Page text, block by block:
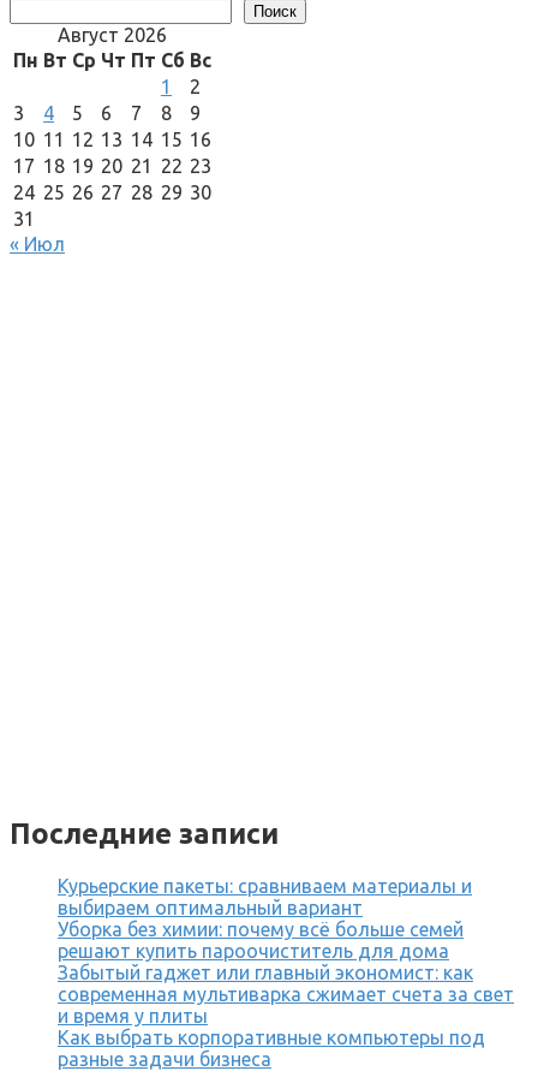
Поиск
Август 2026
Пн Вт Ср Чт Пт Сб Вс
1
2
3
4 5 6 7 8
9
10 11 12 13 14 15 16
17 18 19 20 21 22 23
24 25 26 27 28 29 30
31
« Июл
Последние записи
Курьерские пакеты: сравниваем материалы и
выбираем оптимальный вариант
Уборка без химии: почему всё больше семей
решают купить пароочиститель для дома
Забытый гаджет или главный экономист: как
современная мультиварка сжимает счета за свет
и время у плиты
Как выбрать корпоративные компьютеры под
разные задачи бизнеса